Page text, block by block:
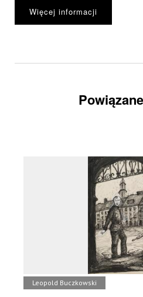
Więcej informacji
Leopold Buczkowski